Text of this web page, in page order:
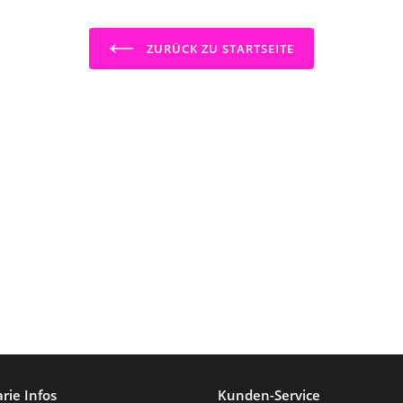
ZURÜCK ZU STARTSEITE
Infos
Kunden-Service